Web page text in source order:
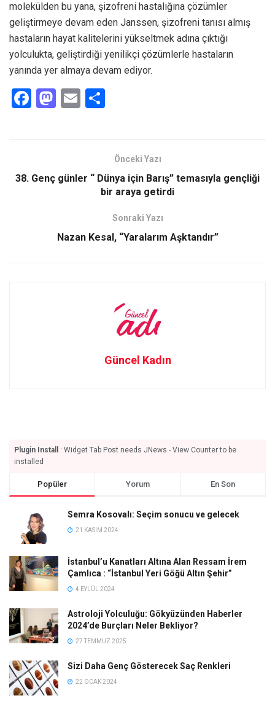
molekülden bu yana, şizofreni hastalığına çözümler
geliştirmeye devam eden Janssen, şizofreni tanısı almış
hastaların hayat kalitelerini yükseltmek adına çıktığı
yolculukta, geliştirdiği yenilikçi çözümlerle hastaların
yanında yer almaya devam ediyor.
F
o
M
d
E
Önceki Yazı
38. Genç günler “ Dünya için Barış” temasıyla gençliği
bir araya getirdi
Sonraki Yazı
Nazan Kesal, “Yaralarım Aşktandır”
Güncel Kadın
Plugin Install
: Widget Tab Post needs JNews - View Counter to be
installed
Popüler Yorum En Son
Semra Kosovalı: Seçim sonucu ve gelecek
21 KASIM 2024
İstanbul’u Kanatları Altına Alan Ressam İrem
Çamlıca : “İstanbul Yeri Göğü Altın Şehir”
4 EYLÜL 2024
Astroloji Yolculuğu: Gökyüzünden Haberler
2024’de Burçları Neler Bekliyor?
27 TEMMUZ 2025
Sizi Daha Genç Gösterecek Saç Renkleri
22 OCAK 2024